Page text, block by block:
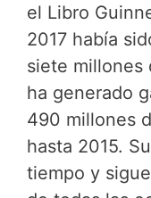
el Libro
2017 había
siete millones
ha generado
490 millones
hasta 2015.
tiempo y